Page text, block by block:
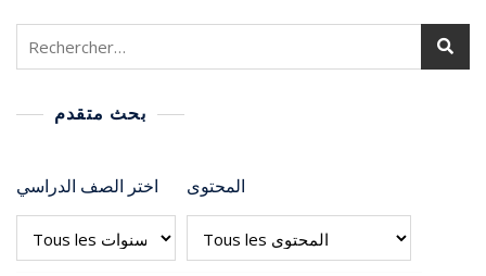
بحث متقدم
اختر الصف الدراسي المحتوى